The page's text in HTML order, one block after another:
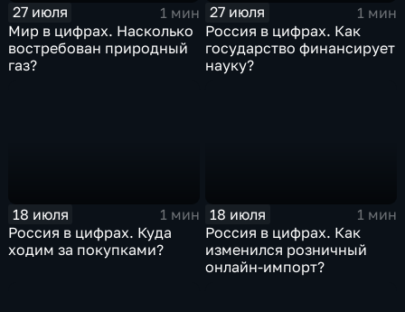
27 июля
1 мин
Мир в цифрах. Насколько
востребован природный
газ?
27 июля
1 мин
Россия в цифрах. Как
государство финансирует
науку?
18 июля
1 мин
Россия в цифрах. Куда
ходим за покупками?
18 июля
1 мин
Россия в цифрах. Как
изменился розничный
онлайн-импорт?